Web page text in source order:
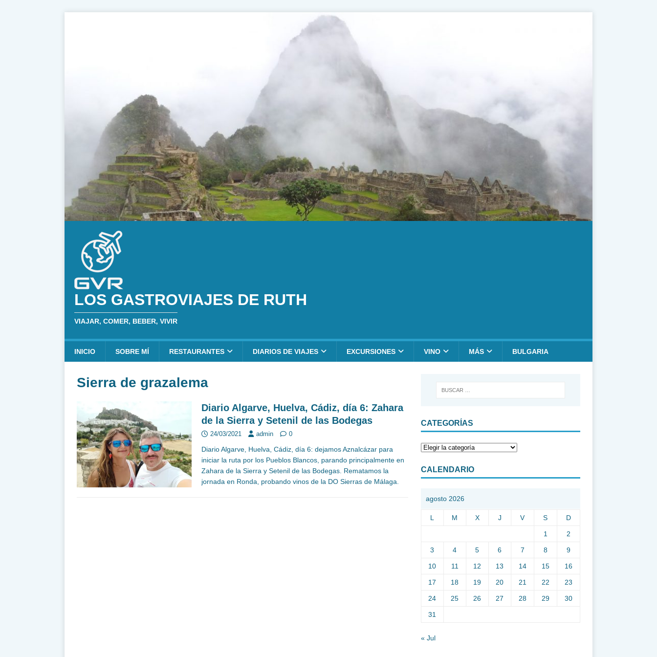
LOS GASTROVIAJES DE RUTH
VIAJAR, COMER, BEBER, VIVIR
INICIO SOBRE MÍ RESTAURANTES DIARIOS DE VIAJES EXCURSIONES VINO MÁS BULGARIA
Sierra de grazalema
Diario Algarve, Huelva, Cádiz, día 6: Zahara
de la Sierra y Setenil de las Bodegas
24/03/2021 admin 0
Diario Algarve, Huelva, Cádiz, día 6: dejamos Aznalcázar para
iniciar la ruta por los Pueblos Blancos, parando principalmente en
Zahara de la Sierra y Setenil de las Bodegas. Rematamos la
jornada en Ronda, probando vinos de la DO Sierras de Málaga.
CATEGORÍAS
CALENDARIO
agosto 2026
L M X J V S D
1 2
3 4 5 6 7 8 9
10 11 12 13 14 15 16
17 18 19 20 21 22 23
24 25 26 27 28 29 30
31
« Jul